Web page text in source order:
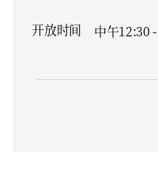
开放时间 中午12:30